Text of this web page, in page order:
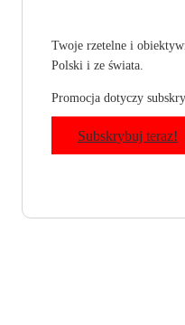
Twoje rzetelne i
Polski i ze świata.
Promocja dotyczy
Subskrybuj teraz!